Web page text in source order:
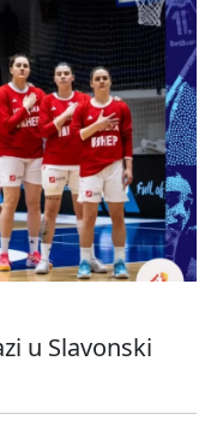
u Slavonski